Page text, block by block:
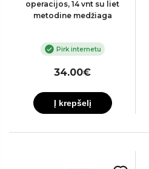
operacijos, 14 vnt su liet
metodine medžiaga
Pirk internetu
34.00€
Į krepšelį